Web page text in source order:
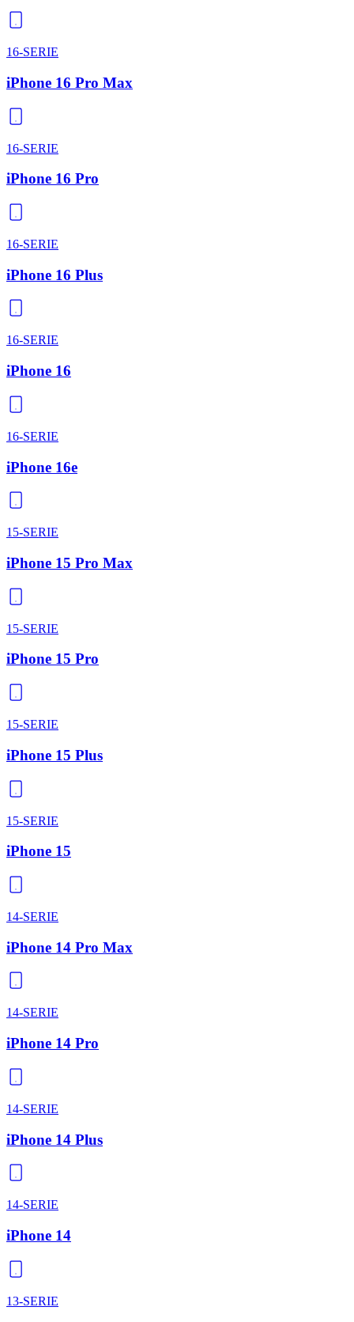
16-SERIE
iPhone 16 Pro Max
16-SERIE
iPhone 16 Pro
16-SERIE
iPhone 16 Plus
16-SERIE
iPhone 16
16-SERIE
iPhone 16e
15-SERIE
iPhone 15 Pro Max
15-SERIE
iPhone 15 Pro
15-SERIE
iPhone 15 Plus
15-SERIE
iPhone 15
14-SERIE
iPhone 14 Pro Max
14-SERIE
iPhone 14 Pro
14-SERIE
iPhone 14 Plus
14-SERIE
iPhone 14
13-SERIE